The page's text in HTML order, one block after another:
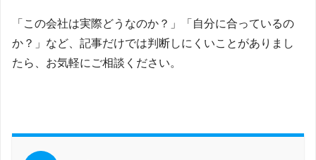
「この会社は実際どうなのか？」「自分に合っているの
か？」など、記事だけでは判断しにくいことがありまし
たら、お気軽にご相談ください。